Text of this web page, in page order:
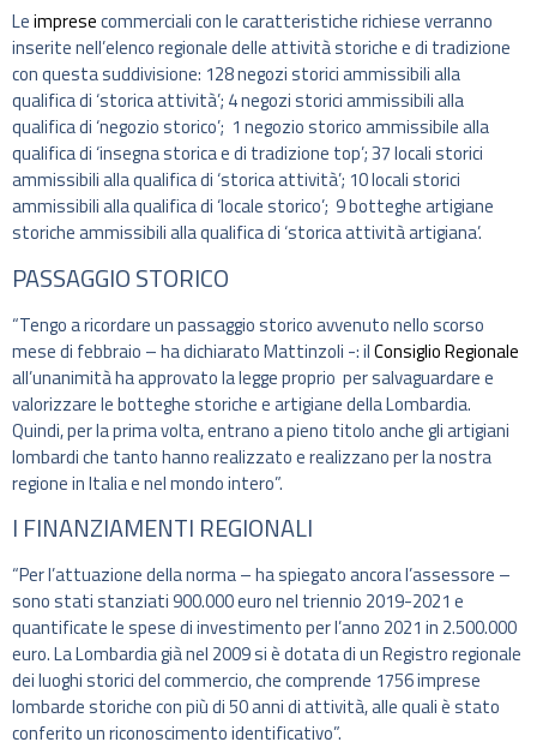
Leimpresecommerciali con le caratteristiche richiese verranno
inserite nell’elenco regionale delle attività storiche e di tradizione
con questa suddivisione: 128 negozi storici ammissibili alla
qualifica di ‘storica attività’; 4 negozi storici ammissibili alla
qualifica di ‘negozio storico’; 1 negozio storico ammissibile alla
qualifica di ‘insegna storica e di tradizione top’; 37 locali storici
ammissibili alla qualifica di ‘storica attività’; 10 locali storici
ammissibili alla qualifica di ‘locale storico’; 9 botteghe artigiane
storiche ammissibili alla qualifica di ‘storica attività artigiana’.
PASSAGGIO STORICO
“Tengo a ricordare un passaggio storico avvenuto nello scorso
mese di febbraio – ha dichiarato Mattinzoli -: ilConsiglio Regionale
all’unanimità ha approvato la legge proprio per salvaguardare e
valorizzare le botteghe storiche e artigiane della Lombardia.
Quindi, per la prima volta, entrano a pieno titolo anche gli artigiani
lombardi che tanto hanno realizzato e realizzano per la nostra
regione in Italia e nel mondo intero”.
I FINANZIAMENTI REGIONALI
“Per l’attuazione della norma – ha spiegato ancora l’assessore –
sono stati stanziati 900.000 euro nel triennio 2019-2021 e
quantificate le spese di investimento per l’anno 2021 in 2.500.000
euro. La Lombardia già nel 2009 si è dotata di un Registro regionale
dei luoghi storici del commercio, che comprende 1756 imprese
lombarde storiche con più di 50 anni di attività, alle quali è stato
conferito un riconoscimento identificativo”.